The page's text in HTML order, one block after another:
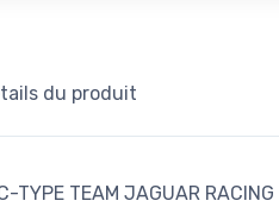
du produit
TYPE TEAM JAGUAR